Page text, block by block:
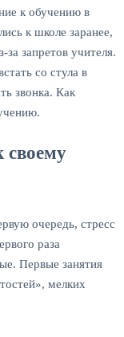
к обучению в
к школе заранее,
запретов учителя.
со стула в
звонка. Как
своему
очередь, стресс
раза
Первые занятия
мелких